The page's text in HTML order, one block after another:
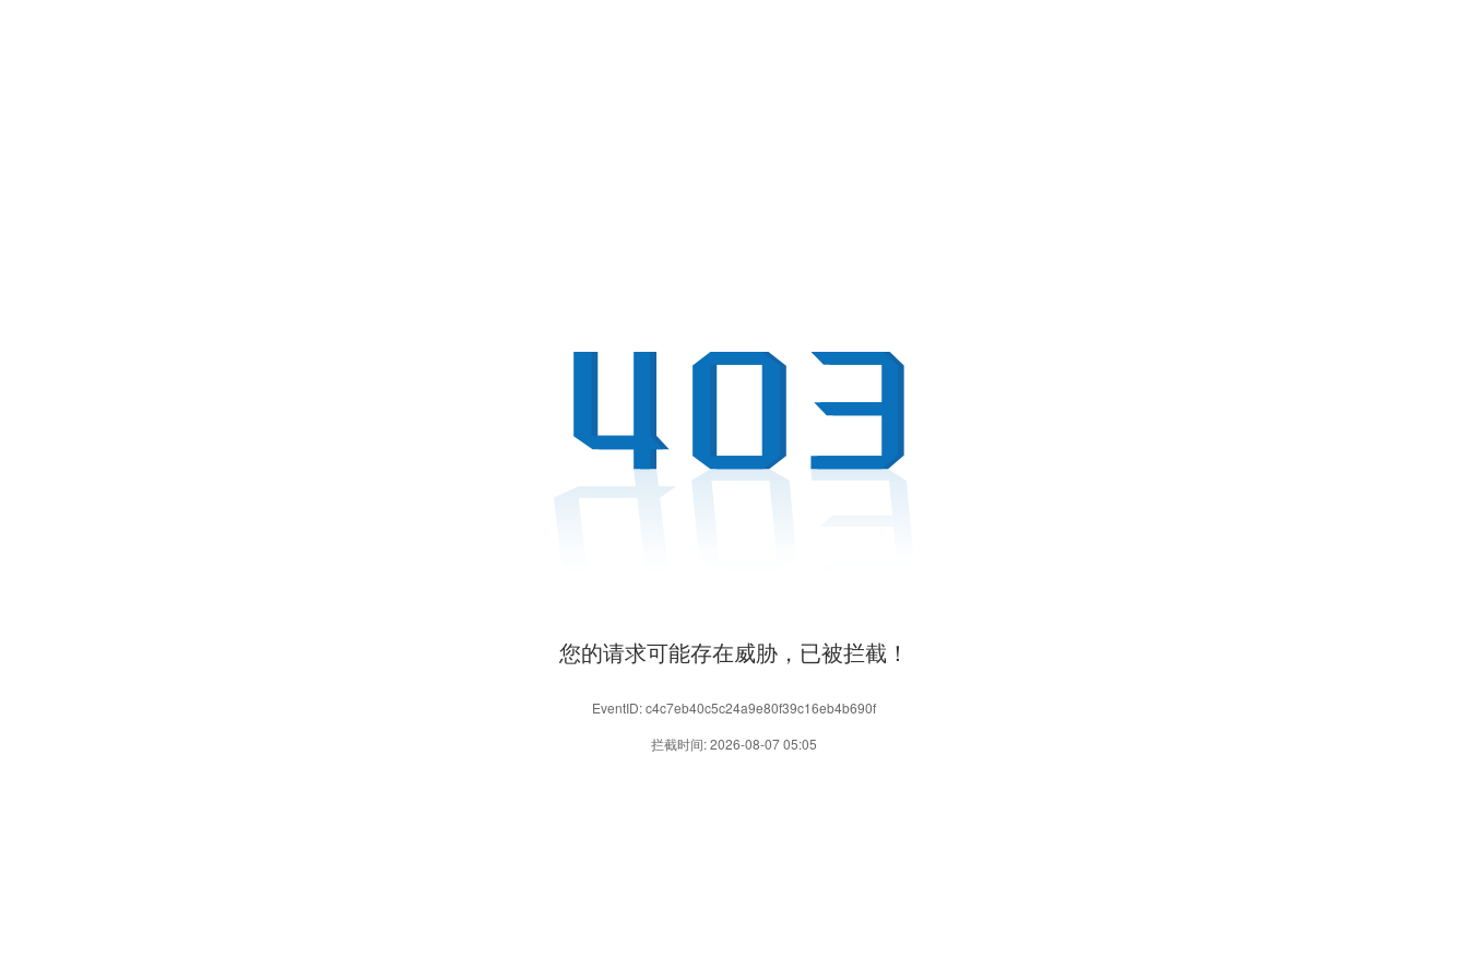
您的请求可能存在威胁，已被拦截！
EventID: c4c7eb40c5c24a9e80f39c16eb4b690f
拦截时间: 2026-08-07 05:05